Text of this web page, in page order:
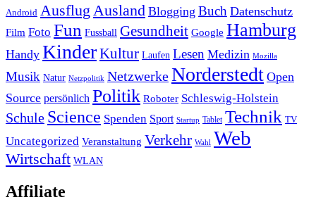
Android Ausflug Ausland Blogging Buch Datenschutz
Film Foto Fun Fussball Gesundheit Google Hamburg
Handy KinderKultur Laufen Lesen Medizin Mozilla
Musik Natur Netzpolitik NetzwerkeNorderstedt Open
Source persönlich Politik Roboter Schleswig-Holstein
Schule Science Spenden Sport Startup Tablet Technik TV
Uncategorized Veranstaltung Verkehr Wahl Web
Wirtschaft WLAN
Affiliate